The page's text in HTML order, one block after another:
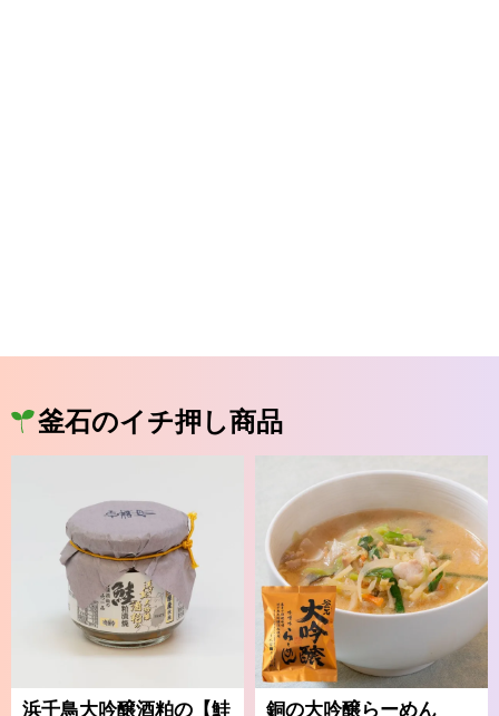
釜石のイチ押し商品
浜千鳥大吟醸酒粕の【鮭 銅の大吟醸らーめん